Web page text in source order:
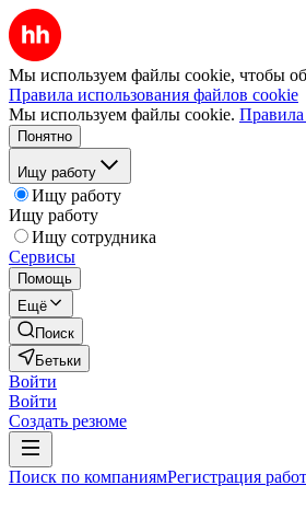
Мы используем файлы cookie, чтобы
Правила использования файлов cookie
Мы используем файлы cookie. Правила
Понятно
Ищу работу
Ищу работу
Ищу работу
Ищу сотрудника
Сервисы
Помощь
Ещё
Поиск
Бетьки
Войти
Войти
Создать резюме
Поиск по компаниямРегистрация